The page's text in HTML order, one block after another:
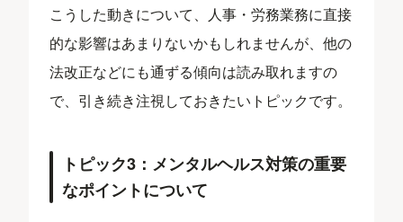
こうした動きについて、人事・労務業務に直接
的な影響はあまりないかもしれませんが、他の
法改正などにも通ずる傾向は読み取れますの
で、引き続き注視しておきたいトピックです。
トピック3：メンタルヘルス対策の重要
なポイントについて